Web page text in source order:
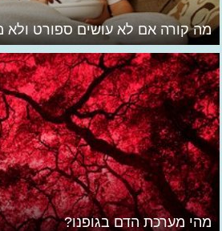
מה קורה אם לא עושים ספורט
מהי מערכת הדם בגופנו?